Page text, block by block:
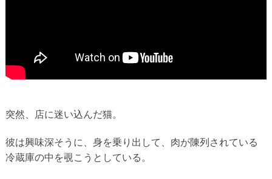
突然、店に迷い込んだ猫。
彼は興味深そうに、身を乗り出して、肉が陳列されている
冷蔵庫の中を覗こうとしている。